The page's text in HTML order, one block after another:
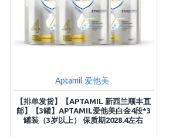
Aptamil 爱他美
【排单发货】【APTAMIL 新西兰顺丰直
邮】【3罐】APTAMIL爱他美白金4段*3
罐装（3岁以上） 保质期2028.4左右